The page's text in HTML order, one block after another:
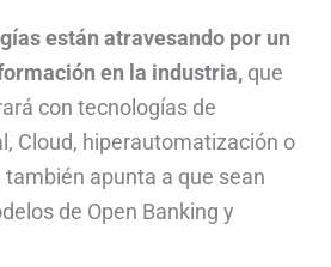
están atravesando por un
en la industria, que
con tecnologías de
Cloud, hiperautomatización o
también apunta a que sean
de Open Banking y